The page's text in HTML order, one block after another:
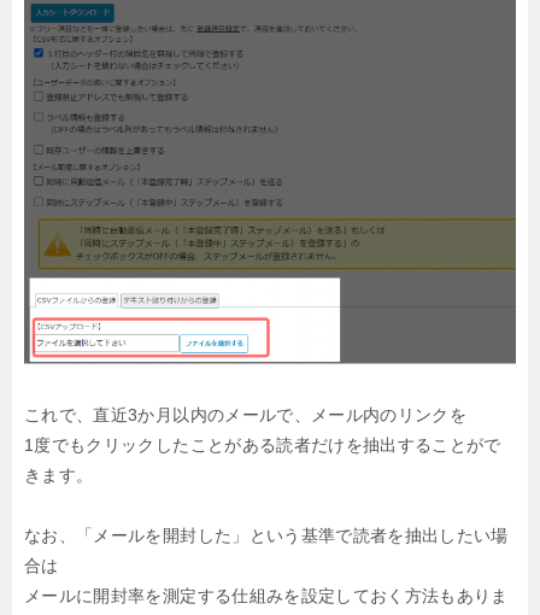
これで、直近3か月以内のメールで、メール内のリンクを
1度でもクリックしたことがある読者だけを抽出することがで
きます。
なお、「メールを開封した」という基準で読者を抽出したい場
合は
メールに開封率を測定する仕組みを設定しておく方法もありま